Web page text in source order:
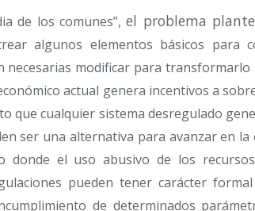
de los comunes”,el problema
algunos elementos básicos para
necesarias modificar para transformarlo
actual genera incentivos a
que cualquier sistema desregulado
ser una alternativa para avanzar en
donde el uso abusivo de los
pueden tener carácter
de determinados